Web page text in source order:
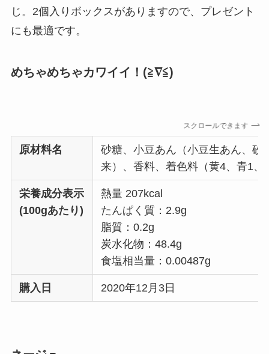
じ。2個入りボックスがありますので、プレゼント
にも最適です。
めちゃめちゃカワイイ！(≧∇≦)
スクロールできます
原材料名
砂糖、小豆あん（小豆生あん、
来）、香料、着色料（黄4、青1
栄養成分表示
(100gあたり)
熱量 207kcal
たんぱく質：2.9g
脂質：0.2g
炭水化物：48.4g
食塩相当量：0.00487g
購入日 2020年12月3日